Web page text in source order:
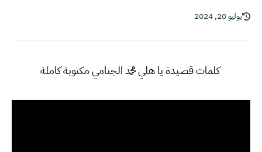
يوليو 20, 2024
كلمات قصيدة يا هلي محمد الجنامي مكتوبة كاملة